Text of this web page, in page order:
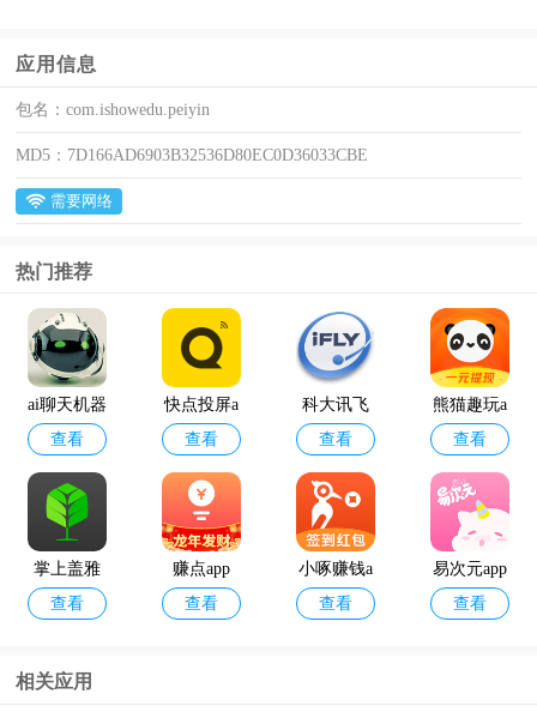
应用信息
包名：com.ishowedu.peiyin
MD5： 7D166AD6903B32536D80EC0D36033CBE
需要网络
热门推荐
ai聊天机器
人
查看
快点投屏a
pp
查看
科大讯飞
语音引擎
最新版
查看
熊猫趣玩a
pp官方版
查看
掌上盖雅
考勤app官
查看
赚点app
查看
小啄赚钱a
pp
查看
易次元app
查看
相关应用